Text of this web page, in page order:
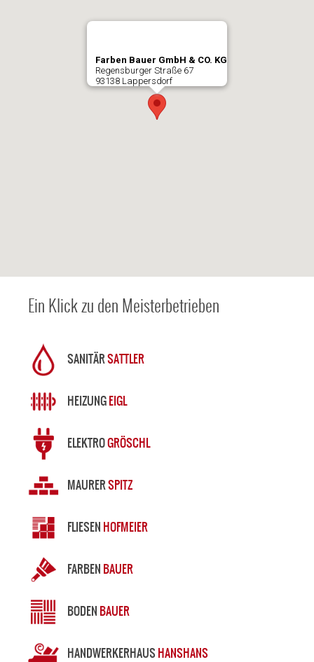
Farben Bauer GmbH & CO. KG
Regensburger Straße 67
93138 Lappersdorf
Ein Klick zu den Meisterbetrieben
SANITÄRSATTLER
HEIZUNGEIGL
ELEKTROGRÖSCHL
MAURERSPITZ
FLIESEN HOFMEIER
FARBEN BAUER
BODEN BAUER
HANDWERKERHAUS HANSHANS